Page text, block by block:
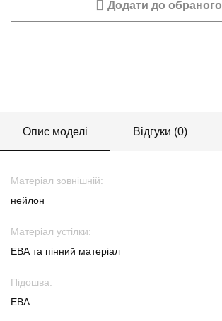
Додати до обраного
Опис моделі Відгуки (0)
Матеріал зовнішній:
нейлон
Матеріал устілки:
ЕВА та пінний матеріал
Підошва:
ЕВА